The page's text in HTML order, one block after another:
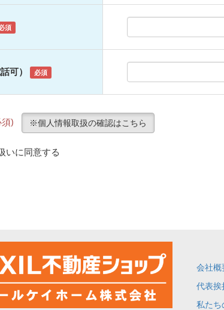
須
可） 必須
) ※個人情報取扱の確認はこちら
いに同意する
会社概
代表挨
私たち